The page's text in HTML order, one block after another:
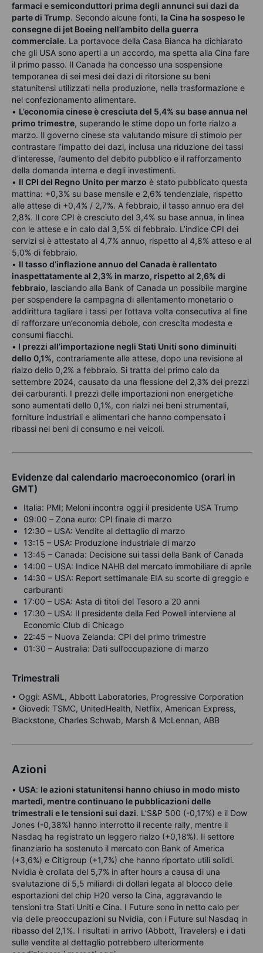
farmaci e semiconduttori prima degli annunci sui dazi da
parte di Trump. Secondo alcune fonti, la Cina ha sospeso le
consegne di jet Boeing nell’ambito della guerra
commerciale. La portavoce della Casa Bianca ha dichiarato
che gli USA sono aperti a un accordo, ma spetta alla Cina fare
il primo passo. Il Canada ha concesso una sospensione
temporanea di sei mesi dei dazi di ritorsione su beni
statunitensi utilizzati nella produzione, nella trasformazione e
nel confezionamento alimentare.
• L’economia cinese è cresciuta del 5,4% su base annua nel
primo trimestre, superando le stime dopo un forte rialzo a
marzo. Il governo cinese sta valutando misure di stimolo per
contrastare l’impatto dei dazi, inclusa una riduzione dei tassi
d’interesse, l’aumento del debito pubblico e il rafforzamento
della domanda interna e degli investimenti.
• Il CPI del Regno Unito per marzo è stato pubblicato questa
mattina: +0,3% su base mensile e 2,6% tendenziale, rispetto
alle attese di +0,4% / 2,7%. A febbraio, il tasso annuo era del
2,8%. Il core CPI è cresciuto del 3,4% su base annua, in linea
con le attese e in calo dal 3,5% di febbraio. L’indice CPI dei
servizi si è attestato al 4,7% annuo, rispetto al 4,8% atteso e al
5,0% di febbraio.
• Il tasso d’inflazione annuo del Canada è rallentato
inaspettatamente al 2,3% in marzo, rispetto al 2,6% di
febbraio, lasciando alla Bank of Canada un possibile margine
per sospendere la campagna di allentamento monetario o
addirittura tagliare i tassi per l’ottava volta consecutiva al fine
di rafforzare un’economia debole, con crescita modesta e
consumi fiacchi.
• I prezzi all’importazione negli Stati Uniti sono diminuiti
dello 0,1%, contrariamente alle attese, dopo una revisione al
rialzo dello 0,2% a febbraio. Si tratta del primo calo da
settembre 2024, causato da una flessione del 2,3% dei prezzi
dei carburanti. I prezzi delle importazioni non energetiche
sono aumentati dello 0,1%, con rialzi nei beni strumentali,
forniture industriali e alimentari che hanno compensato i
ribassi nei beni di consumo e nei veicoli.
Evidenze dal calendario macroeconomico (orari in
GMT)
Italia: PMI; Meloni incontra oggi il presidente USA Trump
09:00 – Zona euro: CPI finale di marzo
12:30 – USA: Vendite al dettaglio di marzo
13:15 – USA: Produzione industriale di marzo
13:45 – Canada: Decisione sui tassi della Bank of Canada
14:00 – USA: Indice NAHB del mercato immobiliare di aprile
14:30 – USA: Report settimanale EIA su scorte di greggio e
carburanti
17:00 – USA: Asta di titoli del Tesoro a 20 anni
17:30 – USA: Il presidente della Fed Powell interviene al
Economic Club di Chicago
22:45 – Nuova Zelanda: CPI del primo trimestre
01:30 – Australia: Dati sull’occupazione di marzo
Trimestrali
• Oggi: ASML, Abbott Laboratories, Progressive Corporation
• Giovedì: TSMC, UnitedHealth, Netflix, American Express,
Blackstone, Charles Schwab, Marsh & McLennan, ABB
Azioni
• USA: le azioni statunitensi hanno chiuso in modo misto
martedì, mentre continuano le pubblicazioni delle
trimestrali e le tensioni sui dazi. L’S&P 500 (-0,17%) e il Dow
Jones (-0,38%) hanno interrotto il recente rally, mentre il
Nasdaq ha registrato un leggero rialzo (+0,18%). Il settore
finanziario ha sostenuto il mercato con Bank of America
(+3,6%) e Citigroup (+1,7%) che hanno riportato utili solidi.
Nvidia è crollata del 5,7% in after hours a causa di una
svalutazione di 5,5 miliardi di dollari legata al blocco delle
esportazioni del chip H20 verso la Cina, aggravando le
tensioni tra Stati Uniti e Cina. I Future sono in netto calo per
via delle preoccupazioni su Nvidia, con i Future sul Nasdaq in
ribasso del 2,1%. I risultati in arrivo (Abbott, Travelers) e i dati
sulle vendite al dettaglio potrebbero ulteriormente